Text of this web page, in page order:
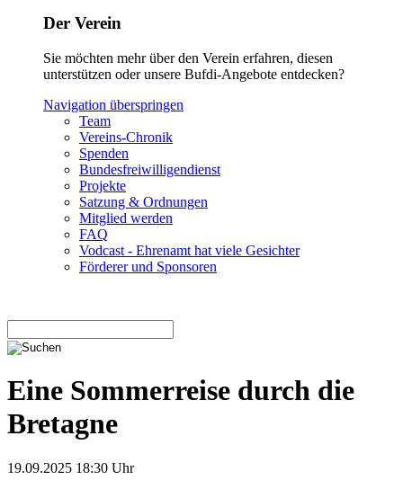
Der Verein
Sie möchten mehr über den Verein erfahren, diesen
unterstützen oder unsere Bufdi-Angebote entdecken?
Navigation überspringen
Team
Vereins-Chronik
Spenden
Bundesfreiwilligendienst
Projekte
Satzung & Ordnungen
Mitglied werden
FAQ
Vodcast - Ehrenamt hat viele Gesichter
Förderer und Sponsoren
Eine Sommerreise durch die
Bretagne
19.09.2025 18:30 Uhr